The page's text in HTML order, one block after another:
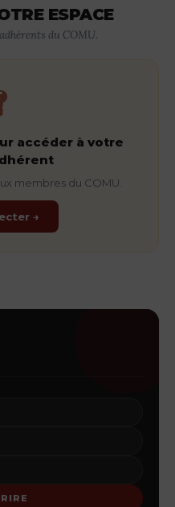
ESPACE
du COMU.
accéder à votre
membres du COMU.
→